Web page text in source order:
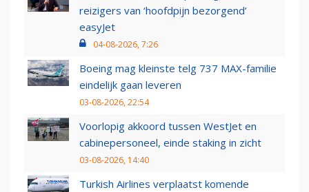
reizigers van ‘hoofdpijn bezorgend’
easyJet
04-08-2026, 7:26
Boeing mag kleinste telg 737 MAX-familie
eindelijk gaan leveren
03-08-2026, 22:54
Voorlopig akkoord tussen WestJet en
cabinepersoneel, einde staking in zicht
03-08-2026, 14:40
Turkish Airlines verplaatst komende